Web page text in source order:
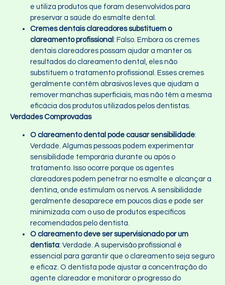
e utiliza produtos que foram desenvolvidos para
preservar a saúde do esmalte dental.
Cremes dentais clareadores substituem o
clareamento profissional : Falso. Embora os cremes
dentais clareadores possam ajudar a manter os
resultados do clareamento dental, eles não
substituem o tratamento profissional. Esses cremes
geralmente contêm abrasivos leves que ajudam a
remover manchas superficiais, mas não têm a mesma
eficácia dos produtos utilizados pelos dentistas.
Verdades Comprovadas
O clareamento dental pode causar sensibilidade:
Verdade. Algumas pessoas podem experimentar
sensibilidade temporária durante ou após o
tratamento. Isso ocorre porque os agentes
clareadores podem penetrar no esmalte e alcançar a
dentina, onde estimulam os nervos. A sensibilidade
geralmente desaparece em poucos dias e pode ser
minimizada com o uso de produtos específicos
recomendados pelo dentista.
O clareamento deve ser supervisionado por um
dentista: Verdade. A supervisão profissional é
essencial para garantir que o clareamento seja seguro
e eficaz. O dentista pode ajustar a concentração do
agente clareador e monitorar o progresso do